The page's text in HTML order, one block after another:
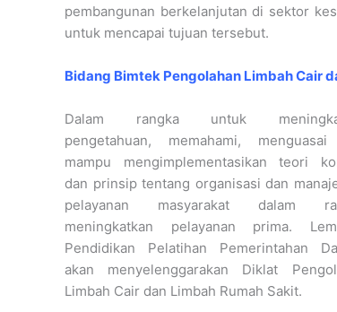
pembangunan berkelanjutan di sektor
untuk mencapai tujuan tersebut.
Bidang Bimtek Pengolahan Limbah Cair
Dalam rangka untuk
pengetahuan, memahami,
mampu mengimplementasikan teori
dan prinsip tentang organisasi dan
pelayanan masyarakat dalam
meningkatkan pelayanan prima.
Pendidikan Pelatihan Pemerintahan
akan menyelenggarakan Diklat
Limbah Cair dan Limbah Rumah Sakit.